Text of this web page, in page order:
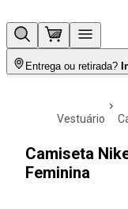
Entrega ou retirada?
vestuário
Camiseta
Feminina